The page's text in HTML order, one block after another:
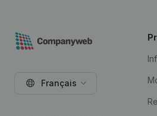
Français